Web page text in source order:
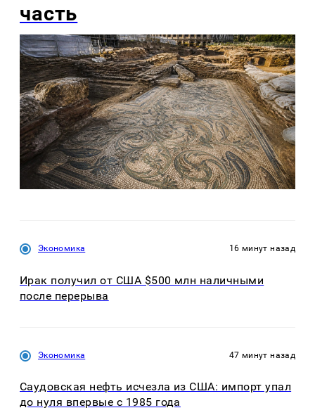
часть
Экономика 16 минут назад
Ирак получил от США $500 млн наличными
после перерыва
Экономика 47 минут назад
Саудовская нефть исчезла из США: импорт упал
до нуля впервые с 1985 года